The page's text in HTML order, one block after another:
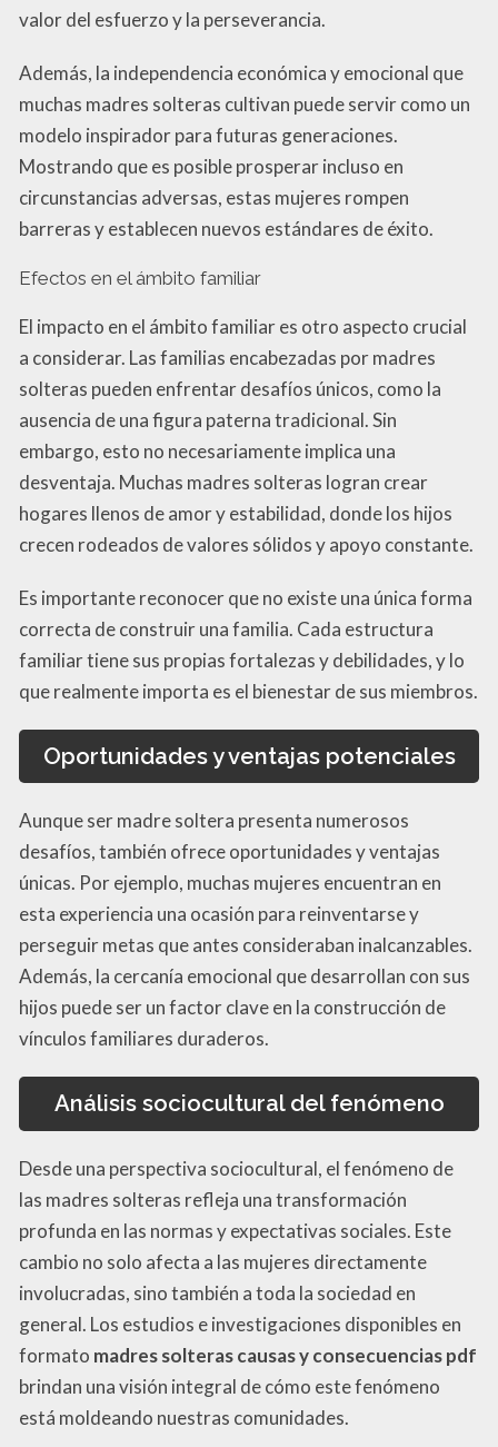
valor del esfuerzo y la perseverancia.
Además, la independencia económica y emocional que
muchas madres solteras cultivan puede servir como un
modelo inspirador para futuras generaciones.
Mostrando que es posible prosperar incluso en
circunstancias adversas, estas mujeres rompen
barreras y establecen nuevos estándares de éxito.
Efectos en el ámbito familiar
El impacto en el ámbito familiar es otro aspecto crucial
a considerar. Las familias encabezadas por madres
solteras pueden enfrentar desafíos únicos, como la
ausencia de una figura paterna tradicional. Sin
embargo, esto no necesariamente implica una
desventaja. Muchas madres solteras logran crear
hogares llenos de amor y estabilidad, donde los hijos
crecen rodeados de valores sólidos y apoyo constante.
Es importante reconocer que no existe una única forma
correcta de construir una familia. Cada estructura
familiar tiene sus propias fortalezas y debilidades, y lo
que realmente importa es el bienestar de sus miembros.
Oportunidades y ventajas potenciales
Aunque ser madre soltera presenta numerosos
desafíos, también ofrece oportunidades y ventajas
únicas. Por ejemplo, muchas mujeres encuentran en
esta experiencia una ocasión para reinventarse y
perseguir metas que antes consideraban inalcanzables.
Además, la cercanía emocional que desarrollan con sus
hijos puede ser un factor clave en la construcción de
vínculos familiares duraderos.
Análisis sociocultural del fenómeno
Desde una perspectiva sociocultural, el fenómeno de
las madres solteras refleja una transformación
profunda en las normas y expectativas sociales. Este
cambio no solo afecta a las mujeres directamente
involucradas, sino también a toda la sociedad en
general. Los estudios e investigaciones disponibles en
formato madres solteras causas y consecuencias pdf
brindan una visión integral de cómo este fenómeno
está moldeando nuestras comunidades.